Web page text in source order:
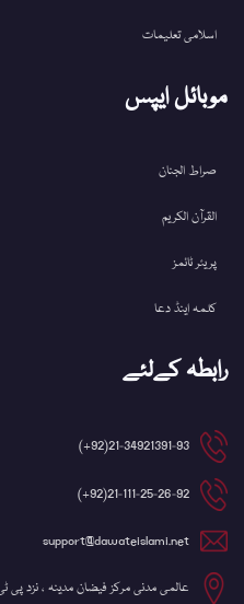
اسلامی تعلیمات
موبائل ایپس
صراط الجنان
القرآن الکریم
پریئر ٹائمز
کلمہ اینڈ دعا
رابطہ کےلئے
21-34921391-93(92+)
21-111-25-26-92(92+)
support@dawateislami.net
عالمی مدنی مرکز فیضان مدینہ ، نزد پی